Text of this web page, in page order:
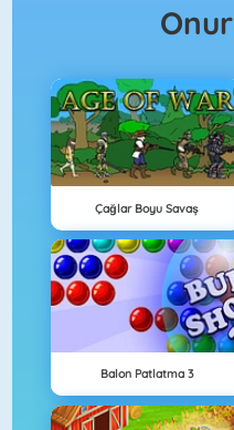
Onur
Çağlar Boyu Savaş
Balon Patlatma 3